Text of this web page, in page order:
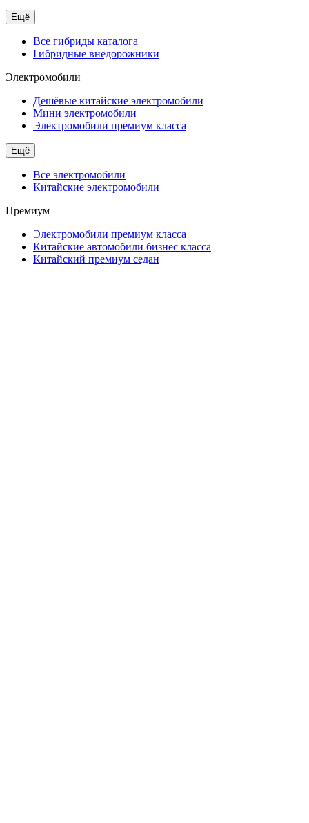
Ещё
Все гибриды каталога
Гибридные внедорожники
Электромобили
Дешёвые китайские электромобили
Мини электромобили
Электромобили премиум класса
Ещё
Все электромобили
Китайские электромобили
Премиум
Электромобили премиум класса
Китайские автомобили бизнес класса
Китайский премиум седан